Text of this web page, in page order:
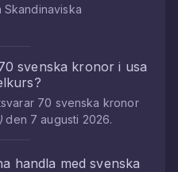
svenska kronor i usa
70 svenska kronor
den 7 augusti 2026.
handla medsvenska